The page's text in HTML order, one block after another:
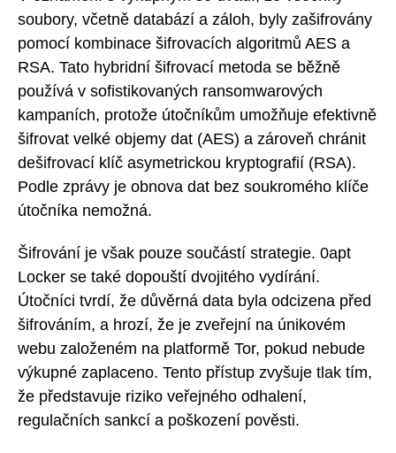
soubory, včetně databází a záloh, byly zašifrovány
pomocí kombinace šifrovacích algoritmů AES a
RSA. Tato hybridní šifrovací metoda se běžně
používá v sofistikovaných ransomwarových
kampaních, protože útočníkům umožňuje efektivně
šifrovat velké objemy dat (AES) a zároveň chránit
dešifrovací klíč asymetrickou kryptografií (RSA).
Podle zprávy je obnova dat bez soukromého klíče
útočníka nemožná.
Šifrování je však pouze součástí strategie. 0apt
Locker se také dopouští dvojitého vydírání.
Útočníci tvrdí, že důvěrná data byla odcizena před
šifrováním, a hrozí, že je zveřejní na únikovém
webu založeném na platformě Tor, pokud nebude
výkupné zaplaceno. Tento přístup zvyšuje tlak tím,
že představuje riziko veřejného odhalení,
regulačních sankcí a poškození pověsti.